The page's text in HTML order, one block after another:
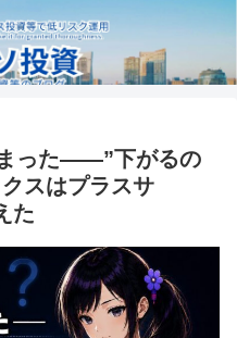
った——”下がるの
スはプラスサ
た